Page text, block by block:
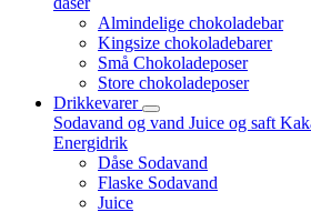
Almindelige chokoladebar
Kingsize chokoladebarer
Små Chokoladeposer
Store chokoladeposer
Drikkevarer
Sodavand og vand Juice og saft
Energidrik
Dåse Sodavand
Flaske Sodavand
Juice